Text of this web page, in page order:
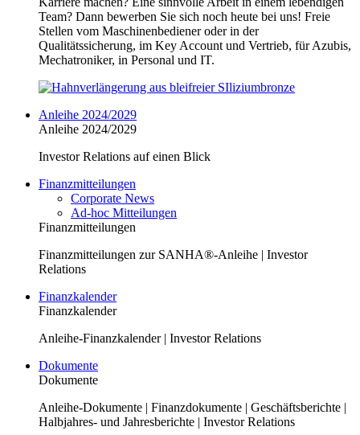
Team? Dann bewerben Sie sich noch heute bei uns! Freie
Stellen vom Maschinenbediener oder in der
Qualitätssicherung, im Key Account und Vertrieb, für Azubis,
Mechatroniker, in Personal und IT.
Anleihe 2024/2029
Anleihe 2024/2029
Investor Relations auf einen Blick
Finanzmitteilungen
Corporate News
Ad-hoc Mitteilungen
Finanzmitteilungen
Finanzmitteilungen zur SANHA®-Anleihe | Investor
Relations
Finanzkalender
Finanzkalender
Anleihe-Finanzkalender | Investor Relations
Dokumente
Dokumente
Anleihe-Dokumente | Finanzdokumente | Geschäftsberichte |
Halbjahres- und Jahresberichte | Investor Relations